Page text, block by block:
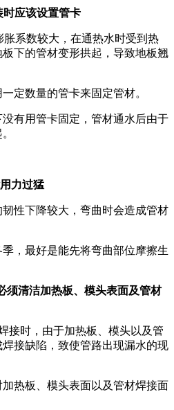
时应该设置管卡
胀系数较大，在通热水时受到热
下的管材变形拱起，导致地板翘
定数量的管卡来固定管材。
有用管卡固定，管材通水后由于
力过猛
性下降较大，弯曲时会造成管材
，最好是能先将弯曲部位摩擦生
须清洁加热板、模头表面及管材
接时，由于加热板、模头以及管
接缺陷，致使管路出现漏水的现
热板、模头表面以及管材焊接面